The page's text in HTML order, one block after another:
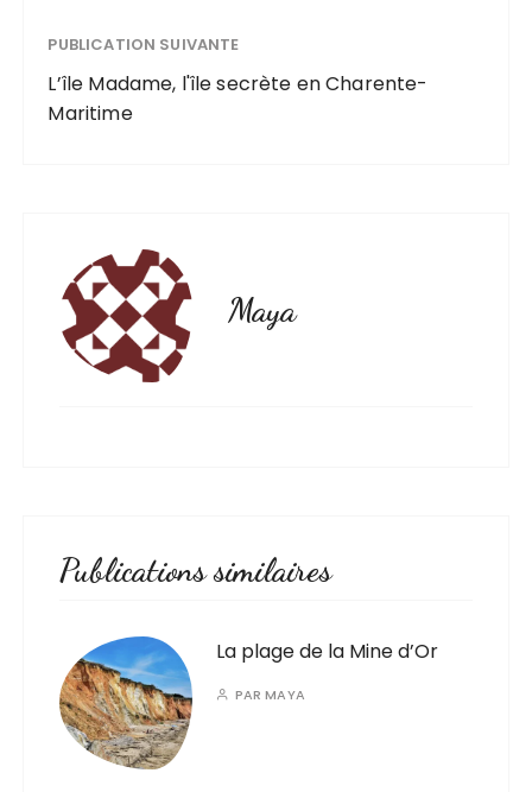
PUBLICATION SUIVANTE
L’île Madame, l'île secrète en Charente-
Maritime
Maya
Publications similaires
La plage de la Mine d’Or
PARMAYA